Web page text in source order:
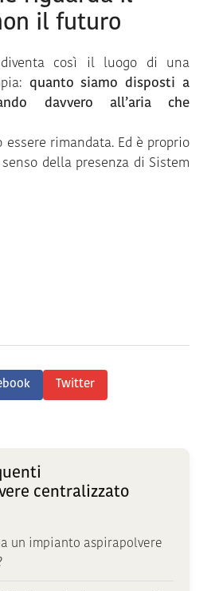
il futuro
diventa così il luogo di una
quanto siamo disposti a
davvero all’aria che
essere rimandata. Ed è proprio
della presenza di Sistem
Twitter
centralizzato
un impianto aspirapolvere